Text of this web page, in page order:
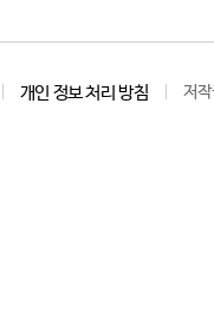
개인 정보 처리 방침 저